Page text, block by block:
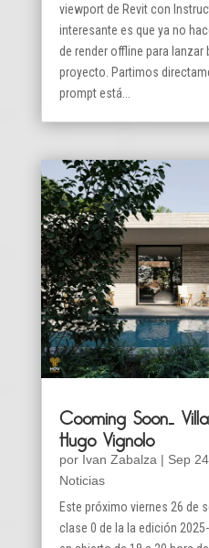
viewport de Revit con
interesante es que ya no
de render offline para
proyecto. Partimos
prompt está...
Cooming Soon…
Hugo Vignolo
por Ivan Zabalza | Sep
Noticias
Este próximo viernes 26 de
clase 0 de la la edición